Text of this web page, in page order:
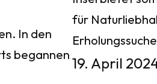
In den
begannen
für
19. April